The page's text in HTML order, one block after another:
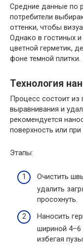
Средние данные по
потребители
оттенки, чтобы
Однако в гостиных
цветной герметик,
фоне темной плитки.
Технология
Процесс состоит из
выравнивания и
рекомендуется
поверхность или
Этапы:
Очистить
удалить
просохнуть.
Наносить
шириной
избегая